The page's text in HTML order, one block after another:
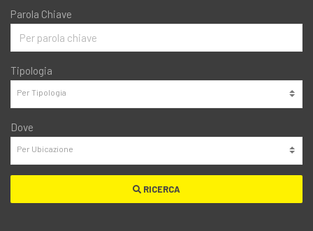
Parola Chiave
Tipologia
Dove
RICERCA